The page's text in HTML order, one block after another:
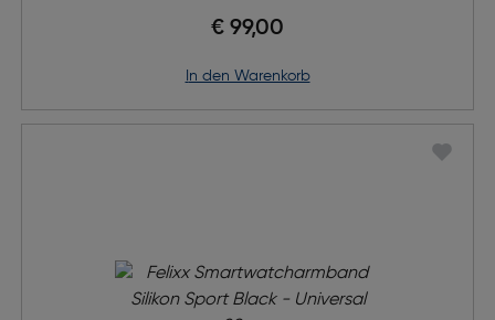
€ 99,00
in den Warenkorb